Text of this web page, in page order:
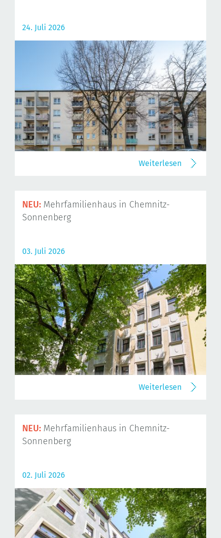
24. Juli 2026
Weiterlesen
NEU: Mehrfamilienhaus in Chemnitz-
Sonnenberg
03. Juli 2026
Weiterlesen
NEU: Mehrfamilienhaus in Chemnitz-
Sonnenberg
02. Juli 2026